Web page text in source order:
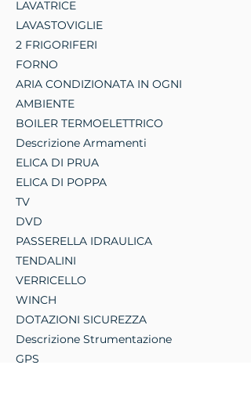
LAVATRICE
LAVASTOVIGLIE
2 FRIGORIFERI
FORNO
ARIA CONDIZIONATA IN OGNI
AMBIENTE
BOILER TERMOELETTRICO
Descrizione Armamenti
ELICA DI PRUA
ELICA DI POPPA
TV
DVD
PASSERELLA IDRAULICA
TENDALINI
VERRICELLO
WINCH
DOTAZIONI SICUREZZA
Descrizione Strumentazione
GPS